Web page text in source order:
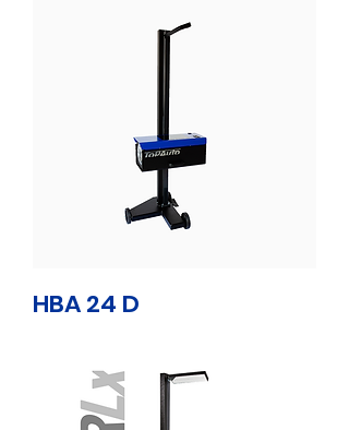
HBA 24 D